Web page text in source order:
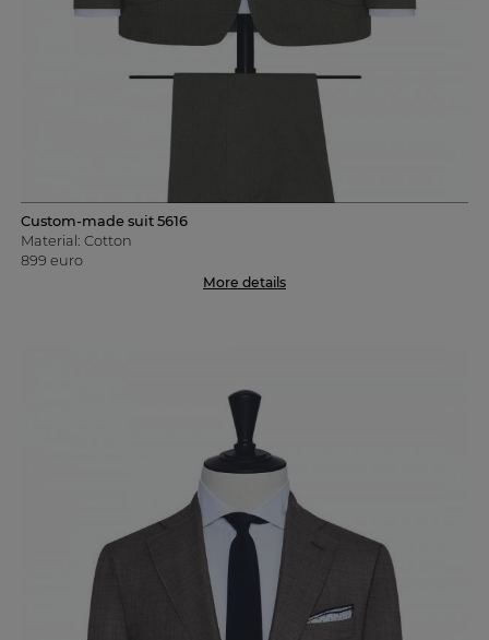
Custom-made suit 5616
Material: Cotton
899 euro
More details